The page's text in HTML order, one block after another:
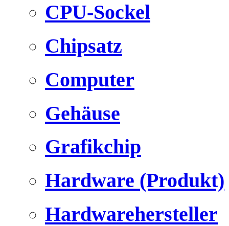
CPU-Sockel
Chipsatz
Computer
Gehäuse
Grafikchip
Hardware (Produkt)
Hardwarehersteller